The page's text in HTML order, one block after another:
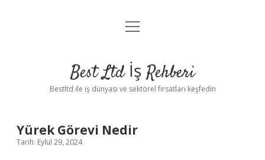
Anasayfa
Yasal Uyarı
menüyü
Best Ltd İş Rehberi
Bestltd ile iş dünyası ve sektörel fırsatları keşfedin
Yürek Görevi Nedir
Tarih: Eylül 29, 2024